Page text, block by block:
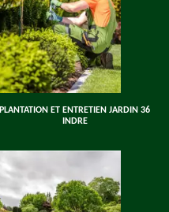
PLANTATION ET ENTRETIEN JARDIN 36
INDRE